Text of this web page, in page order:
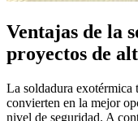
Ventajas de la
proyectos de
La soldadura exotérmica
convierten en la mejor
nivel de seguridad. A